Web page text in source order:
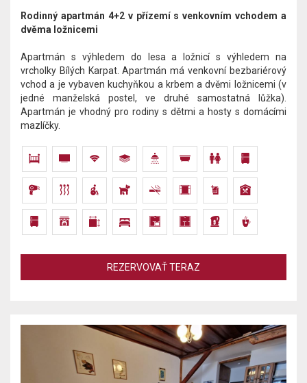
Rodinný apartmán 4+2 v přízemí s venkovním vchodem a
dvěma ložnicemi
Apartmán s výhledem do lesa a ložnicí s výhledem na
vrcholky Bílých Karpat. Apartmán má venkovní bezbariérový
vchod a je vybaven kuchyňkou a krbem a dvěmi ložnicemi (v
jedné manželská postel, ve druhé samostatná lůžka).​
Apartmán je vhodný pro rodiny s dětmi a hosty s domácími
mazlíčky.
REZERVOVAŤ TERAZ